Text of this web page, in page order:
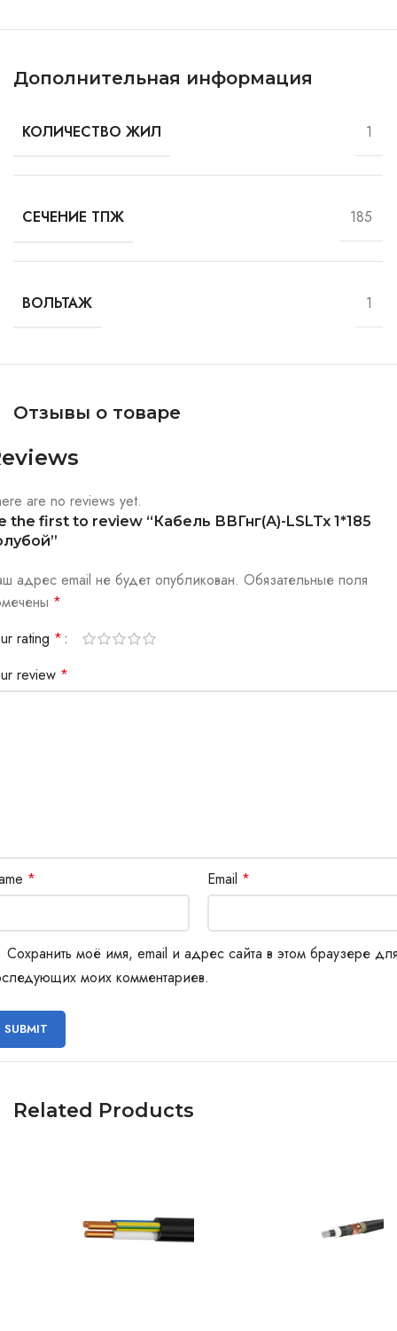
Дополнительная информация
КОЛИЧЕСТВО ЖИЛ 1
СЕЧЕНИЕ ТПЖ 185
ВОЛЬТАЖ 1
Отзывы о товаре
are no reviews yet.
the first to review “Кабель ВВГнг(А)-LSLTx 1*185
адрес email не будет опубликован. Обязательные поля
*
rating *
review *
* Email *
Сохранить моё имя, email и адрес сайта в этом браузере
моих комментариев.
Related Products